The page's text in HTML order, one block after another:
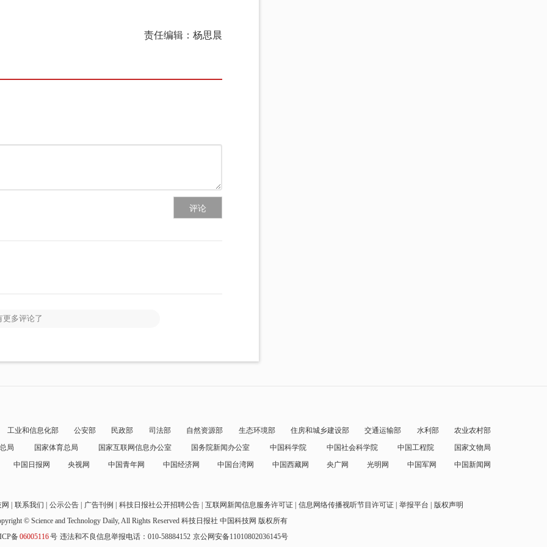
责任编辑：杨思晨
评论
更多评论了
工业和信息化部 公安部 民政部 司法部 自然资源部 生态环境部 住房和城乡建设部 交通运输部 水利部
农业农村部
局
国家体育总局 国家互联网信息办公室 国务院新闻办公室 中国科学院 中国社会科学院 中国工程院
国家文物局
中国日报网
央视网 中国青年网 中国经济网 中国台湾网 中国西藏网 央广网 光明网 中国军网 中国新闻网
联系我们 公示公告 广告刊例 科技日报社公开招聘公告 互联网新闻信息服务许可证 信息网络传播视听节目许可证 举报平台
版权声明
© Science and Technology Daily, All Rights Reserved 科技日报社 中国科技网 版权所有
备06005116号 违法和不良信息举报电话：010-58884152 京公网安备11010802036145号